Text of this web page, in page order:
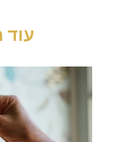
עוד